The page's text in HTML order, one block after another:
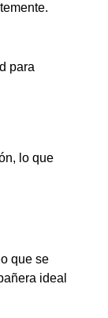
para
lo que
que se
ideal